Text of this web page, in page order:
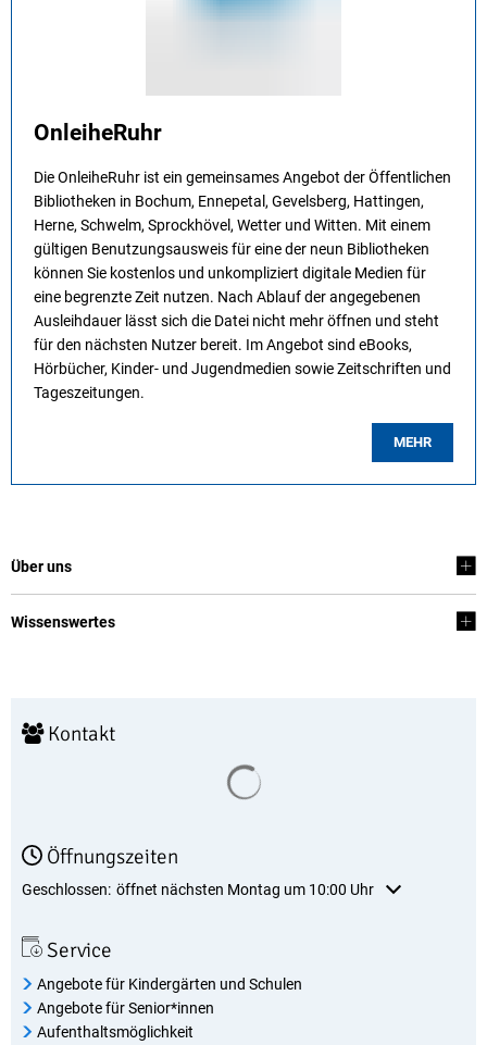
OnleiheRuhr
Die OnleiheRuhr ist ein gemeinsames Angebot der Öffentlichen
Bibliotheken in Bochum, Ennepetal, Gevelsberg, Hattingen,
Herne, Schwelm, Sprockhövel, Wetter und Witten. Mit einem
gültigen Benutzungsausweis für eine der neun Bibliotheken
können Sie kostenlos und unkompliziert digitale Medien für
eine begrenzte Zeit nutzen. Nach Ablauf der angegebenen
Ausleihdauer lässt sich die Datei nicht mehr öffnen und steht
für den nächsten Nutzer bereit. Im Angebot sind eBooks,
Hörbücher, Kinder- und Jugendmedien sowie Zeitschriften und
Tageszeitungen.
MEHR
Über uns
Wissenswertes
Kontakt
Öffnungszeiten
Klicken, um weitere Öffnungs- oder Schließzeiten auszublenden
Geschlossen: öffnet nächsten Montag um 10:00 Uhr
Service
Angebote für Kindergärten und Schulen
Angebote für Senior*innen
Aufenthaltsmöglichkeit